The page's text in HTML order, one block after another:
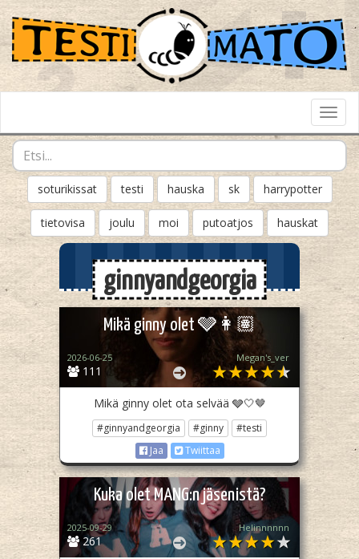
soturikissat testi hauska sk harrypotter
tietovisa joulu moi putoatjos hauskat
ginnyandgeorgia
Mikä ginny olet 🩶👩🏽
111
2026-06-25 Megan's_ver
Mikä ginny olet ota selvää 🩶🤍🤎
#ginnyandgeorgia #ginny
#testi
Jaa
Twiittaa
Kuka olet MANG:n jäsenistä?
261
2025-09-29 Helinnnnnn